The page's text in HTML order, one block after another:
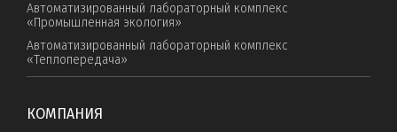
Автоматизированный лабораторный комплекс
«Промышленная экология»
Автоматизированный лабораторный комплекс
«Теплопередача»
КОМПАНИЯ